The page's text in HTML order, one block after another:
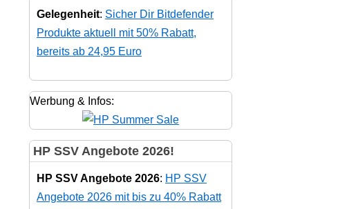
Gelegenheit: Sicher Dir Bitdefender
Produkte aktuell mit 50% Rabatt,
bereits ab 24,95 Euro
Werbung & Infos:
HP SSV Angebote 2026!
HP SSV Angebote 2026: HP SSV
Angebote 2026 mit bis zu 40% Rabatt